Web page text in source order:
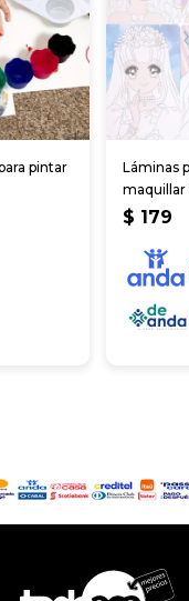
pintar
Láminas
maquillar
$ 179